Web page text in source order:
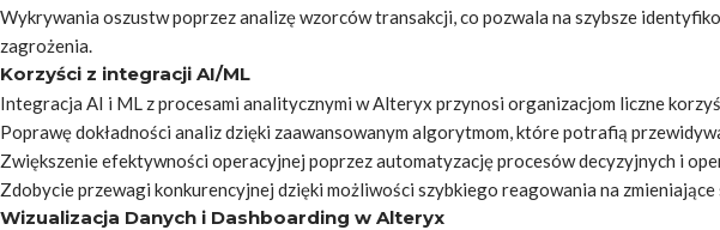
Wykrywania oszustw poprzez analizę wzorców transakcji, co pozwala na szybsze
zagrożenia.
Korzyści z integracji AI/ML
Integracja AI i ML z procesami analitycznymi w Alteryx przynosi organizacjom liczne
Poprawę dokładności analiz dzięki zaawansowanym algorytmom, które potrafią
Zwiększenie efektywności operacyjnej poprzez automatyzację procesów decyzyjnych i
Zdobycie przewagi konkurencyjnej dzięki możliwości szybkiego reagowania na
Wizualizacja Danych i Dashboarding w Alteryx